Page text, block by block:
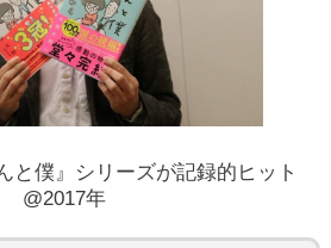
と僕』シリーズが記録的ヒット
@2017年